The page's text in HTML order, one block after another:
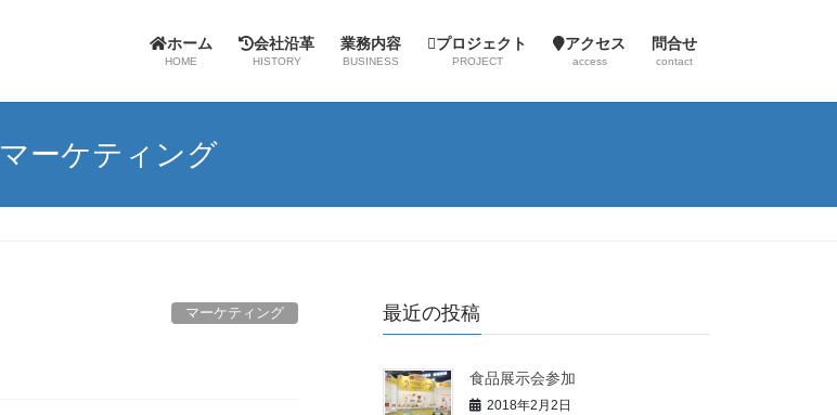
ホーム
HOME
会社沿革
HISTORY
業務内容
BUSINESS
プロジェクト
PROJECT
アクセス
access
問合せ
contact
マーケティング
マーケティング 最近の投稿
食品展示会参加
2018年2月2日